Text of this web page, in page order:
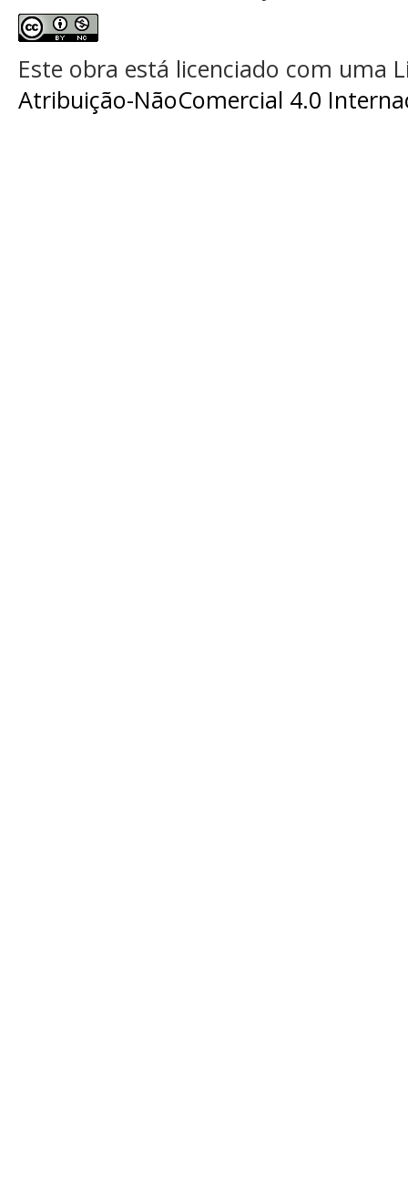
Este obra está licenciado com uma
Atribuição-NãoComercial 4.0